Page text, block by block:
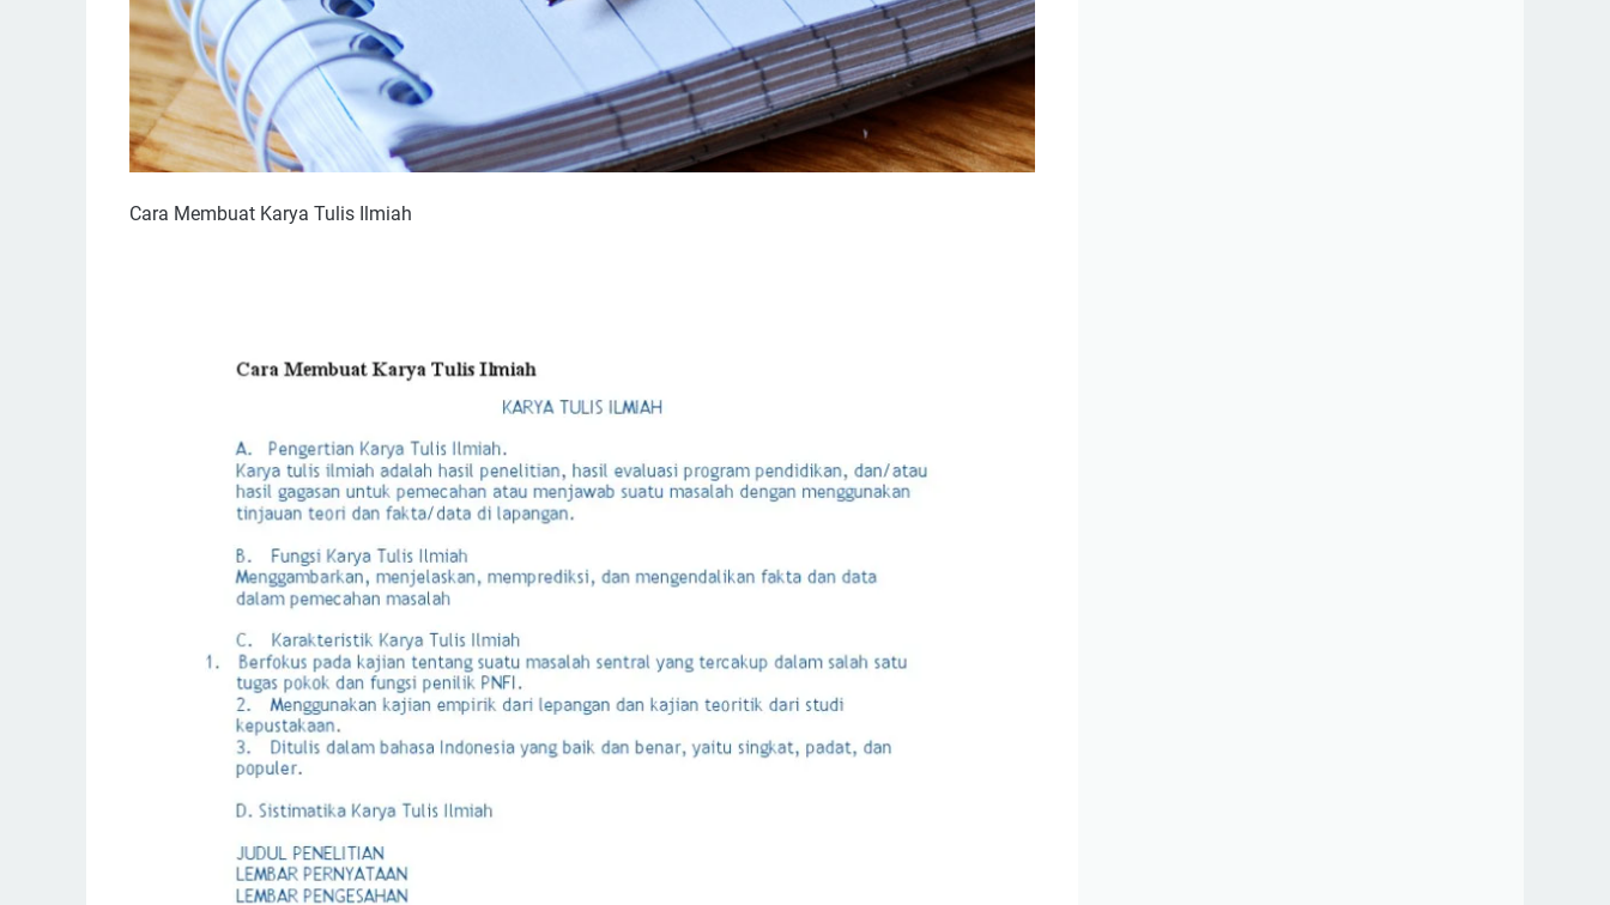
Cara Membuat Karya Tulis Ilmiah